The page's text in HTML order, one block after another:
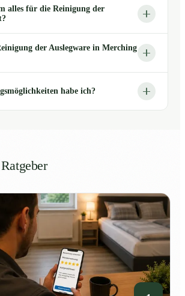
alles für die Reinigung der
der Auslegware in Merching
habe ich?